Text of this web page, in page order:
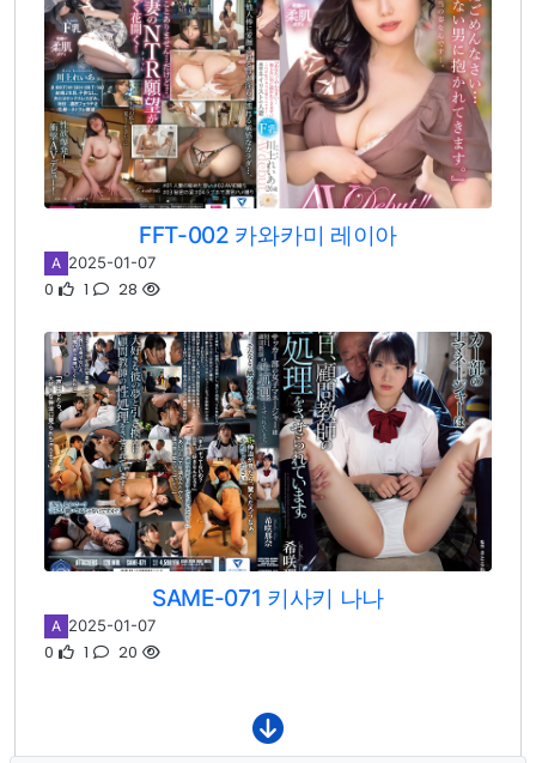
FFT-002 카와카미 레이아
A 2025-01-07
0 1 28
SAME-071 키사키 나나
A 2025-01-07
0 1 20